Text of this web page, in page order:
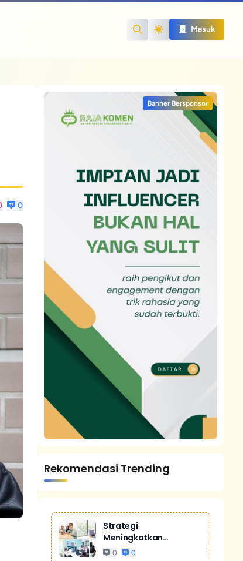
Search
Masuk
0
Banner Bersponsor
Rekomendasi Trending
Strategi
Meningkatkan
Penjualan Melalui
0 0